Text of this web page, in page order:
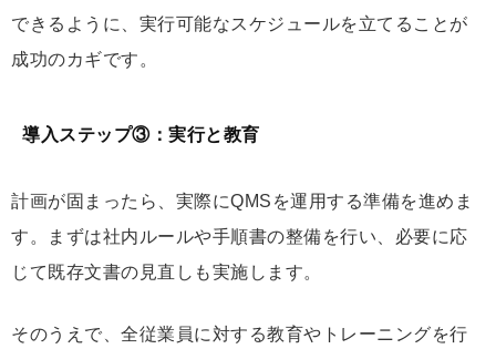
できるように、実行可能なスケジュールを立てることが
成功のカギです。
導入ステップ③：実行と教育
計画が固まったら、実際にQMSを運用する準備を進めま
す。まずは社内ルールや手順書の整備を行い、必要に応
じて既存文書の見直しも実施します。
そのうえで、全従業員に対する教育やトレーニングを行